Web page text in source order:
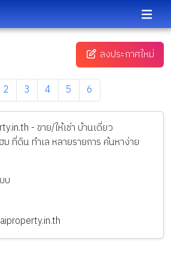
ลงประกาศใหม่
2 3 4 5 6
- ขาย/ให้เช่า บ้านเดี่ยว
ที่ดิน ทำเล หลายรายการ ค้นหาง่าย
บ